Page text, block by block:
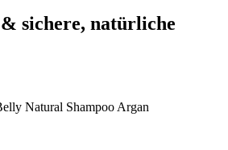
sichere, natürliche
Natural Shampoo Argan